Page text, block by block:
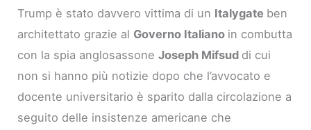
Trump è stato davvero vittima di un Italygate ben
architettato grazie al Governo Italiano in combutta
con la spia anglosassoneJoseph Mifsud di cui
non si hanno più notizie dopo che l’avvocato e
docente universitario è sparito dalla circolazione a
seguito delle insistenze americane che